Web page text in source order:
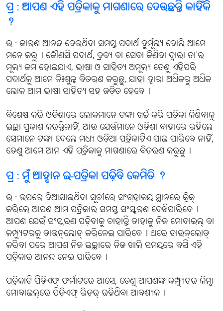
ପ୍ର : ଆପଣ ଏହି ପତ୍ରିକାକୁ ମାଗଣାରେ ଦେଉଛନ୍ତି କାହିଁକି
?
ଉ : କାରଣ ଆନନ୍ଦ ଦେଉଥିବା ସମସ୍ତ ପଦାର୍ଥ ଦୁର୍ମୂଲ୍ୟ ବୋଲି ଆମେ
ମନେ କରୁ୤ କୌଣସି ପଦାର୍ଥ, ଦ୍ରବ୍ୟ ବା ସେବା କିଣିବା ଦ୍ବାରା ତା’ର
ମୂଲ୍ୟ କମ ହୋଇଯାଏ, ଭାଷା ଓ ସାହିତ୍ୟ ଅମୂଲ୍ୟ ତେଣୁ ଏହିପରି
ପଦାର୍ଥକୁ ଆମେ ନିଃଶୁଳ୍କ ବିତରଣ କରୁଛୁ, ଯାହା ଦ୍ବାରା ଅଧିକରୁ ଅଧିକ
ଲୋକ ଆମ ଭାଷା ସାହିତ୍ୟ ସହ ଜଡ଼ିତ ହେବେ୤
ବିଶେଷ କରି ଓଡ଼ିଶାରେ ଲୋକମାନେ ଟଙ୍କା ଖର୍ଚ୍ଚ କରି ପତ୍ରିକା କିଣିବାକୁ
ଇଚ୍ଛା ପ୍ରକାଶ କରନ୍ତିନାହିଁ, ଆଉ ଯେଉଁମାନେ ଓଡ଼ିଶା ବାହାରେ ରହିଲେ
ସେମାନେ ଟଙ୍କା ଦେଲେ ମଧ୍ୟ ଓଡ଼ିଆ ପତ୍ରିକାଟିଏ ପାଇ ପାରିବେ ନାହିଁ,
ତେଣୁ ଆମେ ଆମ ଏହି ପତ୍ରିକାକୁ ମାଗଣାରେ ବିତରଣ କରୁଛୁ୤
ପ୍ର : ମୁଁ ଆହ୍ବାନ ଇ-ପତ୍ରିକା ପଢ଼ିବି କେମିତି ?
ଉ : ଉପରେ ଦିଆଯାଇଥିବା ସୂଚୀରେ ସଂଗ୍ରହାଳୟ ସ୍ଥାନରେ କ୍ଲିକ୍
କରିଲେ ଆପଣ ଆମ ପତ୍ରିକାର ସମସ୍ତ ସଂସ୍କରଣ ଦେଖିପାରିବେ୤
ଆପଣ ଯେଉଁ ସଂସ୍କରଣ ପଢ଼ିବାକୁ ଚାହାନ୍ତି ତାହାକୁ ନିଜ ମୋବାଇଲ୍ ବା
କମ୍ପ୍ୟୁଟରକୁ ଡାଉନ୍‌ଲୋଡ୍ କରିନେଇ ପାରିବେ୤ ଥରେ ଡାଉନ୍‌ଲୋଡ୍
କରିବା ପରେ ଆପଣ ନିଜ ଇଚ୍ଛାରେ ନିଜ ଖାଲି ସମୟରେ ବସି ଏହି
ପତ୍ରିକାର ଆନନ୍ଦ ନେଇ ପାରିବେ୤
ପତ୍ରିକାଟି ପିଡ଼ିଏଫ୍ ଫର୍ମାଟରେ ଆସେ, ତେଣୁ ଆପଣଙ୍କ କମ୍ପ୍ୟୁଟର କିମ୍ବା
ମୋବାଇଲ୍‌ରେ ପିଡ଼ିଏଫ୍ ରିଡ଼ର୍ ରହିଥିବା ଆବଶ୍ୟକ୤